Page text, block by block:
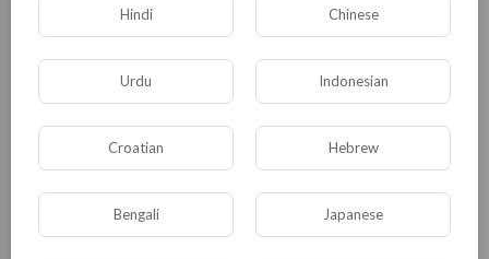
Общая Политика
Общество Происшествия События
Развлечение
Hindi Chinese
Urdu Indonesian
Croatian Hebrew
Bengali Japanese